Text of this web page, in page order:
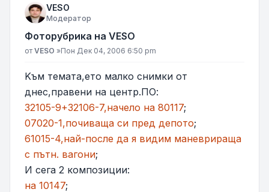
VESO
Модератор
Фоторубрика на VESO
Мнение
от VESO »Пон Дек 04, 2006 6:50 pm
Kъм темата,ето малко снимки от
днес,правени на центр.ПО:
32105-9+32106-7,начело на 80117;
07020-1,почиваща си пред депото;
61015-4,най-после да я видим маневрираща
с пътн. вагони;
И сега 2 композиции:
на 10147;